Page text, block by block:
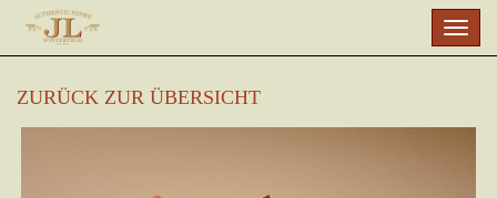
Skip
content
ZURÜCK ZUR ÜBERSICHT